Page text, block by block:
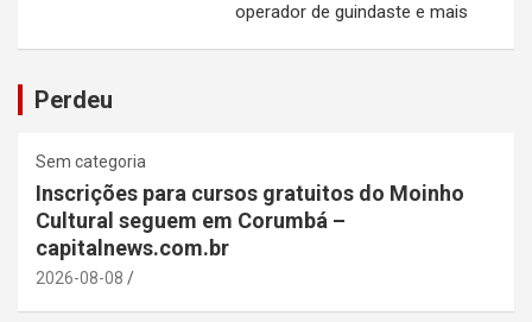
operador de guindaste e mais
Perdeu
Sem categoria
Inscrições para cursos gratuitos do Moinho
Cultural seguem em Corumbá –
capitalnews.com.br
2026-08-08